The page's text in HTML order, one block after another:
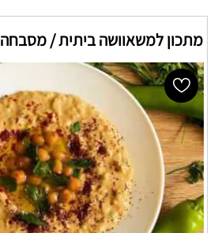
מתכון למשאוושה ביתית / מסבחה